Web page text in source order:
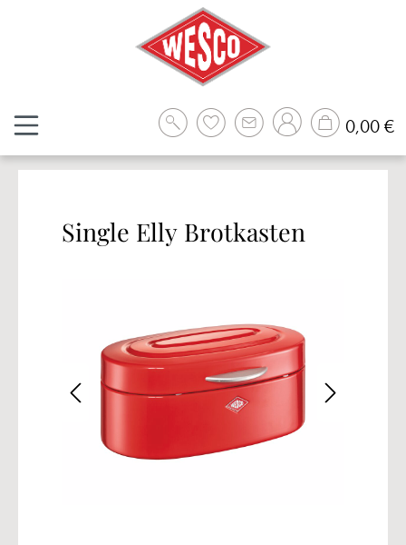
0,00 €
Single Elly Brotkasten
Bildergalerie überspringen